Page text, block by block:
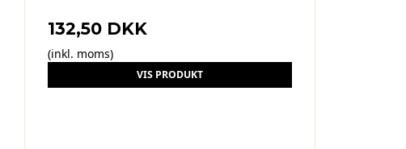
132,50 DKK
(inkl. moms)
VIS PRODUKT